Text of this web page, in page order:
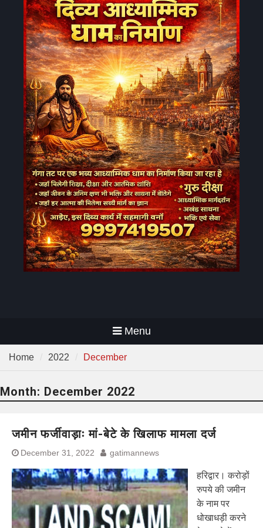
Menu
Home 2022 December
Month: December 2022
जमीन फर्जीवाड़ाः मां-बेटे के खिलाफ मामला दर्ज
December 31, 2022 gatimannews
हरिद्वार। करोड़ों
रुपये की जमीन
के नाम पर
धोखाधड़ी करने